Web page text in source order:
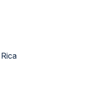
La terminal Costa Rica